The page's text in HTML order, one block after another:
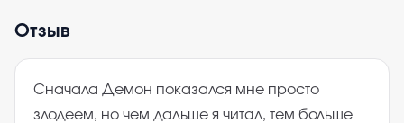
Отзыв
Сначала Демон показался мне просто
злодеем, но чем дальше я читал, тем больше